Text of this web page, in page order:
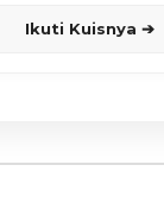
Ikuti Kuisnya ➔